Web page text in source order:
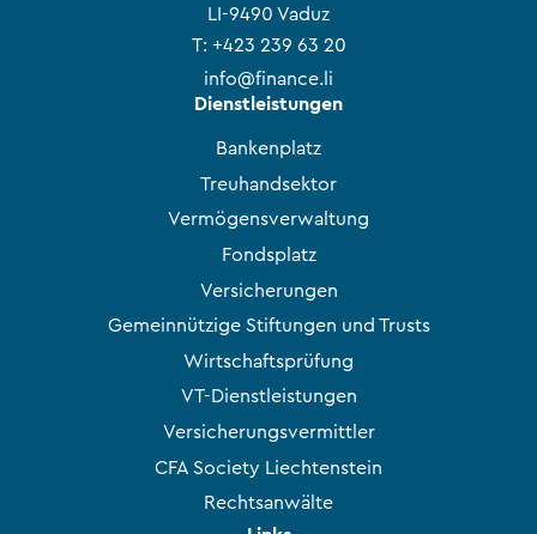
LI-9490 Vaduz
T: +423 239 63 20
info@finance.li
Dienstleistungen
Bankenplatz
Treuhandsektor
Vermögensverwaltung
Fondsplatz
Versicherungen
Gemeinnützige Stiftungen und Trusts
Wirtschaftsprüfung
VT-Dienstleistungen
Versicherungsvermittler
CFA Society Liechtenstein
Rechtsanwälte